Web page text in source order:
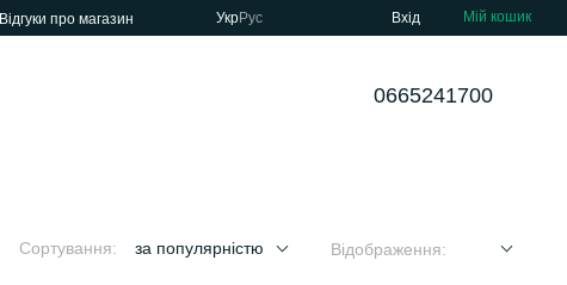
Відгуки про магазин УкрРус Вхід Мій кошик
0665241700
Сортування: за популярністю Відображення: